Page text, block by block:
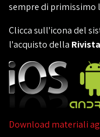
sempre di primissimo
Clicca sull'icona del
l'acquisto della Rivista
Download materiali